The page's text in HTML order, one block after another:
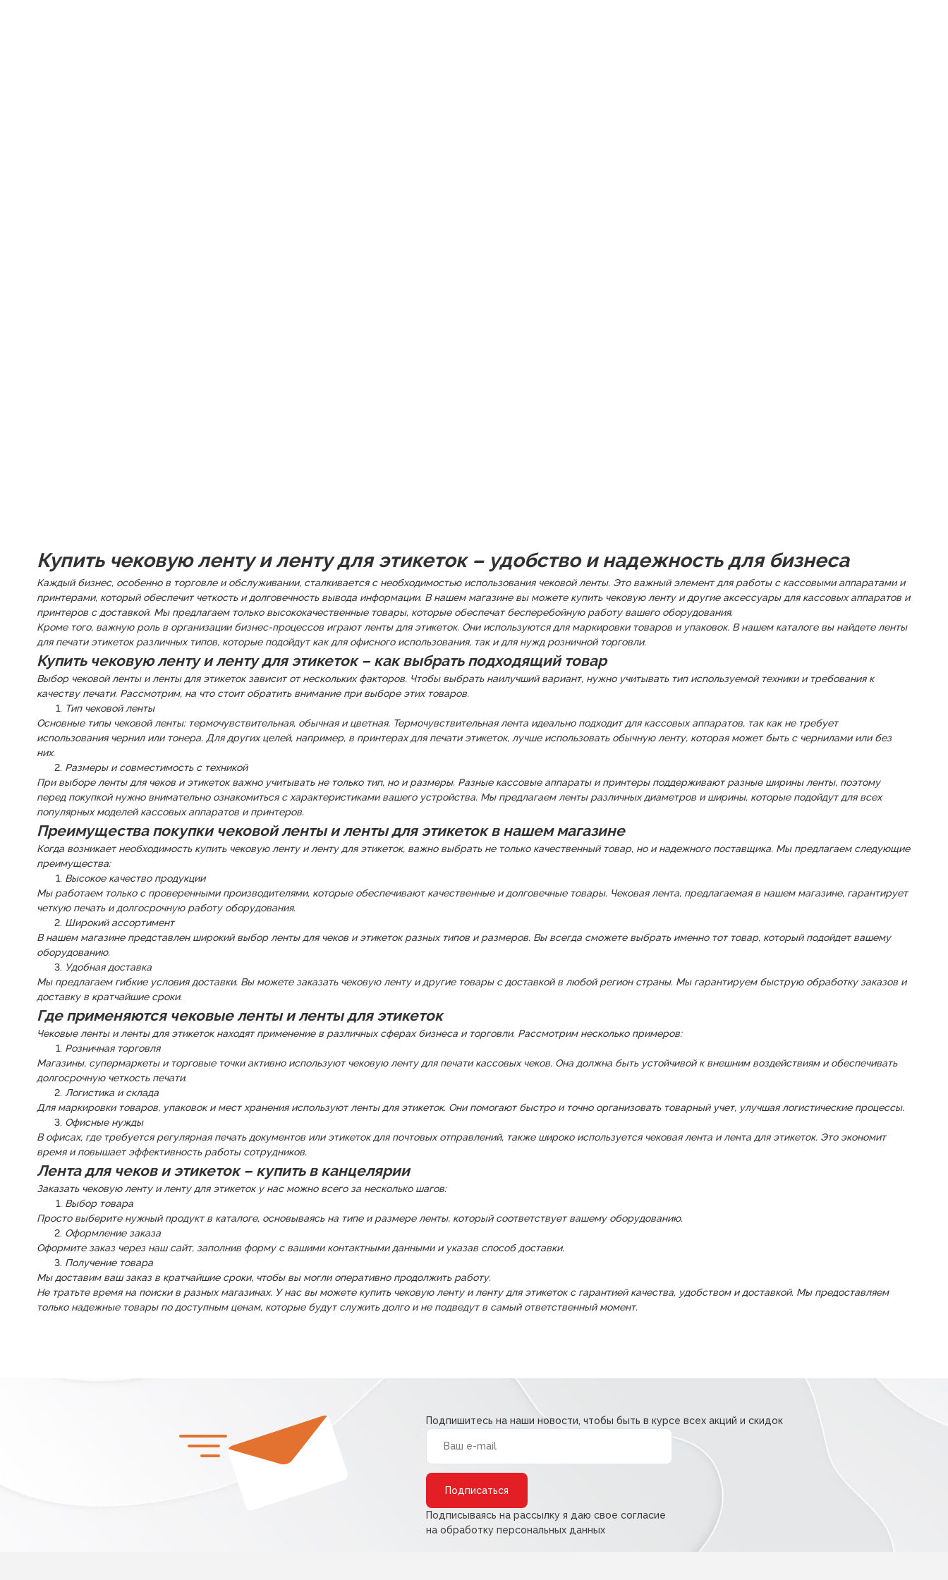
Купить чековую ленту и ленту для этикеток – удобство и надежность для бизнеса
Каждый бизнес, особенно в торговле и обслуживании, сталкивается с необходимостью использования чековой ленты. Это важный элемент для работы с кассовыми аппаратами и
принтерами, который обеспечит четкость и долговечность вывода информации. В нашем магазине вы можете купить чековую ленту и другие аксессуары для кассовых аппаратов и
принтеров с доставкой. Мы предлагаем только высококачественные товары, которые обеспечат бесперебойную работу вашего оборудования.
Кроме того, важную роль в организации бизнес-процессов играют ленты для этикеток. Они используются для маркировки товаров и упаковок. В нашем каталоге вы найдете ленты
для печати этикеток различных типов, которые подойдут как для офисного использования, так и для нужд розничной торговли.
Купить чековую ленту и ленту для этикеток – как выбрать подходящий товар
Выбор чековой ленты и ленты для этикеток зависит от нескольких факторов. Чтобы выбрать наилучший вариант, нужно учитывать тип используемой техники и требования к
качеству печати. Рассмотрим, на что стоит обратить внимание при выборе этих товаров.
Тип чековой ленты
Основные типы чековой ленты: термочувствительная, обычная и цветная. Термочувствительная лента идеально подходит для кассовых аппаратов, так как не требует
использования чернил или тонера. Для других целей, например, в принтерах для печати этикеток, лучше использовать обычную ленту, которая может быть с чернилами или без
них.
Размеры и совместимость с техникой
При выборе ленты для чеков и этикеток важно учитывать не только тип, но и размеры. Разные кассовые аппараты и принтеры поддерживают разные ширины ленты, поэтому
перед покупкой нужно внимательно ознакомиться с характеристиками вашего устройства. Мы предлагаем ленты различных диаметров и ширины, которые подойдут для всех
популярных моделей кассовых аппаратов и принтеров.
Преимущества покупки чековой ленты и ленты для этикеток в нашем магазине
Когда возникает необходимость купить чековую ленту и ленту для этикеток, важно выбрать не только качественный товар, но и надежного поставщика. Мы предлагаем следующие
преимущества:
Высокое качество продукции
Мы работаем только с проверенными производителями, которые обеспечивают качественные и долговечные товары. Чековая лента, предлагаемая в нашем магазине, гарантирует
четкую печать и долгосрочную работу оборудования.
Широкий ассортимент
В нашем магазине представлен широкий выбор ленты для чеков и этикеток разных типов и размеров. Вы всегда сможете выбрать именно тот товар, который подойдет вашему
оборудованию.
Удобная доставка
Мы предлагаем гибкие условия доставки. Вы можете заказать чековую ленту и другие товары с доставкой в любой регион страны. Мы гарантируем быструю обработку заказов и
доставку в кратчайшие сроки.
Где применяются чековые ленты и ленты для этикеток
Чековые ленты и ленты для этикеток находят применение в различных сферах бизнеса и торговли. Рассмотрим несколько примеров:
Розничная торговля
Магазины, супермаркеты и торговые точки активно используют чековую ленту для печати кассовых чеков. Она должна быть устойчивой к внешним воздействиям и обеспечивать
долгосрочную четкость печати.
Логистика и склада
Для маркировки товаров, упаковок и мест хранения используют ленты для этикеток. Они помогают быстро и точно организовать товарный учет, улучшая логистические процессы.
Офисные нужды
В офисах, где требуется регулярная печать документов или этикеток для почтовых отправлений, также широко используется чековая лента и лента для этикеток. Это экономит
время и повышает эффективность работы сотрудников.
Лента для чеков и этикеток – купить в канцелярии
Заказать чековую ленту и ленту для этикеток у нас можно всего за несколько шагов:
Выбор товара
Просто выберите нужный продукт в каталоге, основываясь на типе и размере ленты, который соответствует вашему оборудованию.
Оформление заказа
Оформите заказ через наш сайт, заполнив форму с вашими контактными данными и указав способ доставки.
Получение товара
Мы доставим ваш заказ в кратчайшие сроки, чтобы вы могли оперативно продолжить работу.
Не тратьте время на поиски в разных магазинах. У нас вы можете купить чековую ленту и ленту для этикеток с гарантией качества, удобством и доставкой. Мы предоставляем
только надежные товары по доступным ценам, которые будут служить долго и не подведут в самый ответственный момент.
Подпишитесь на наши новости, чтобы быть в курсе всех акций и скидок
Подписываясь на рассылку я даю свое согласие
на обработку персональных данных